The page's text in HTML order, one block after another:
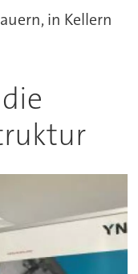
in Kellern